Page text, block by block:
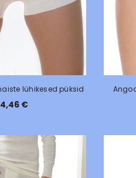
lühikesed püksid
€